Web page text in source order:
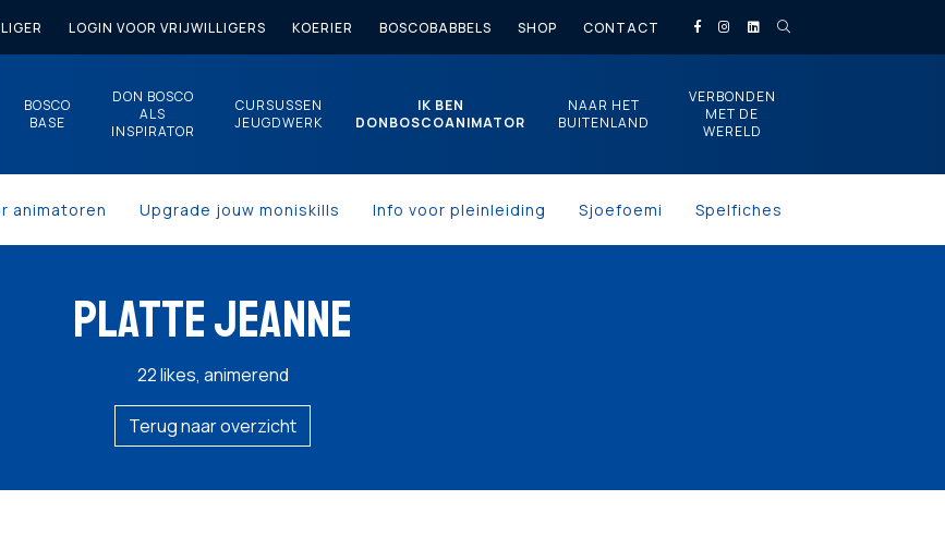
LOGIN VOOR VRIJWILLIGERS KOERIER BOSCOBABBELS SHOP CONTACT
BOSCO
BASE
DON BOSCO
ALS
INSPIRATOR
CURSUSSEN
JEUGDWERK
IK BEN
DONBOSCOANIMATOR
animatoren Upgrade jouw moniskills Info voor pleinleiding Sjoefoemi Spelfiches
NAAR HET
BUITENLAND
VERBONDEN
MET DE
WERELD
PLATTE JEANNE
22 likes, animerend
Terug naar overzicht